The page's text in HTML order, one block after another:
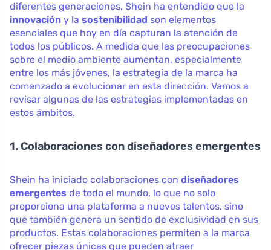
diferentes generaciones, Shein ha entendido que la
innovación y la sostenibilidad son elementos
esenciales que hoy en día capturan la atención de
todos los públicos. A medida que las preocupaciones
sobre el medio ambiente aumentan, especialmente
entre los más jóvenes, la estrategia de la marca ha
comenzado a evolucionar en esta dirección. Vamos a
revisar algunas de las estrategias implementadas en
estos ámbitos.
1. Colaboraciones con diseñadores emergentes
Shein ha iniciado colaboraciones con diseñadores
emergentes de todo el mundo, lo que no solo
proporciona una plataforma a nuevos talentos, sino
que también genera un sentido de exclusividad en sus
productos. Estas colaboraciones permiten a la marca
ofrecer piezas únicas que pueden atraer